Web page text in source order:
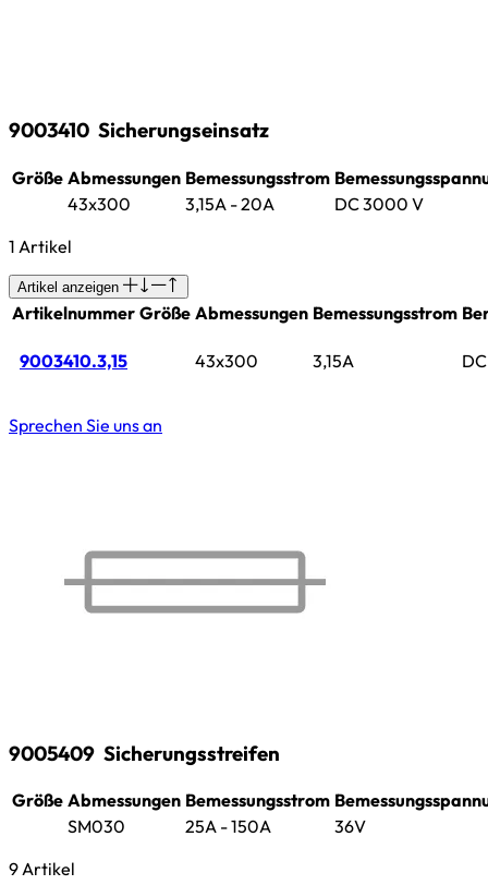
9003410 Sicherungseinsatz
Größe Abmessungen Bemessungsstrom
43x300
3,15A - 20A
DC 3000 V
1 Artikel
Artikel anzeigen
Artikelnummer Größe Abmessungen Bemessungsstrom
9003410.3,15 43x300 3,15A
Sprechen Sie uns an
9005409 Sicherungsstreifen
Größe Abmessungen Bemessungsstrom
SM030
25A - 150A
36V
9 Artikel